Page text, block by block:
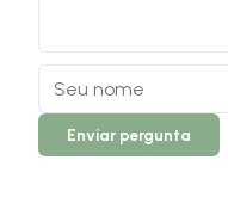
Enviar pergunta